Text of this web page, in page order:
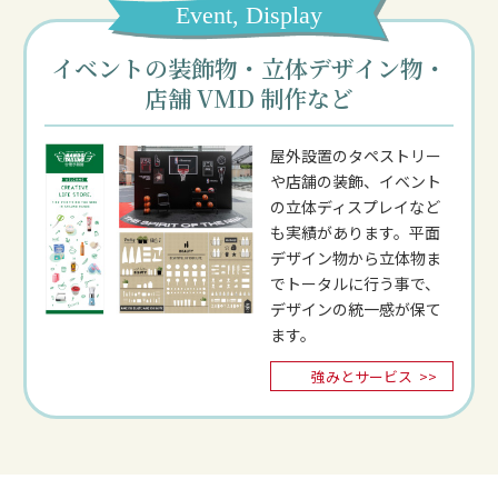
Event, Display
イベントの装飾物・立体デザイン物・
店舗 VMD 制作など
屋外設置のタペストリー
や店舗の装飾、イベント
の立体ディスプレイなど
も実績があります。平面
デザイン物から立体物ま
でトータルに行う事で、
デザインの統一感が保て
ます。
強みとサービス >>